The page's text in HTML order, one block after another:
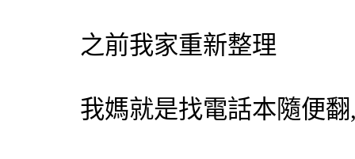
之前我家重新整理
我媽就是找電話本隨便